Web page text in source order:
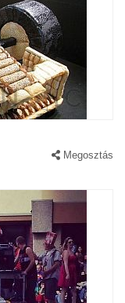
Megosztás